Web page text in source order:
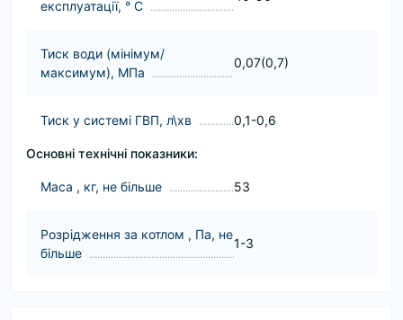
експлуатації, ° C
Тиск води (мінімум/
максимум), МПа
0,07(0,7)
Тиск у системі ГВП, л\хв 0,1-0,6
Основні технічні показники:
Маса , кг, не більше 53
Розрідження за котлом , Па, не
більше
1-3